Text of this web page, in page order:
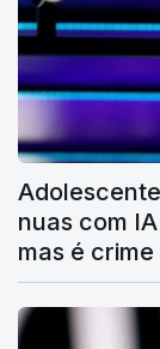
nuas com
mas é crime